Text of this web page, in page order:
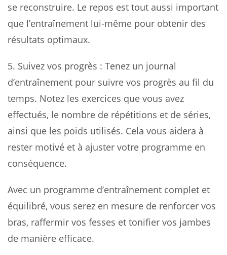
se reconstruire. Le repos est tout aussi important
que l’entraînement lui-même pour obtenir des
résultats optimaux.
5. Suivez vos progrès : Tenez un journal
d’entraînement pour suivre vos progrès au fil du
temps. Notez les exercices que vous avez
effectués, le nombre de répétitions et de séries,
ainsi que les poids utilisés. Cela vous aidera à
rester motivé et à ajuster votre programme en
conséquence.
Avec un programme d’entraînement complet et
équilibré, vous serez en mesure de renforcer vos
bras, raffermir vos fesses et tonifier vos jambes
de manière efficace.